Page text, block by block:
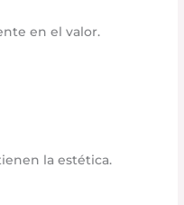
en el valor.
la estética.